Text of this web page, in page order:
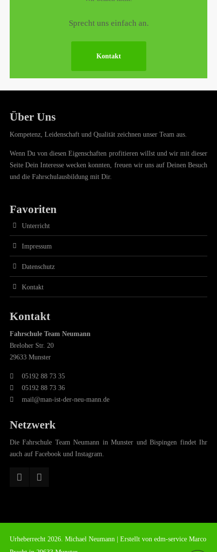
Sprecht uns einfach an.
Kontakt
Über Uns
Kompetenz, Leidenschaft und Qualität zeichnen unser Team aus.
Wenn Du von diesen Eigenschaften profitieren willst und wir mit dieser
Seite Dein Interesse wecken konnten, freuen wir uns auf Deinen Besuch
und die Fahrschulausbildung mit Dir.
Favoriten
Unterricht
Impressum
Datenschutz
Kontakt
Kontakt
Fahrschule Team Neumann
Breloher Str. 20
29633 Munster
05192 88 73 35
05192 88 73 36
mail@man-ist-der-neu-mann.de
Netzwerk
Die Fahrschule Team Neumann in Munster und Bispingen findet Ihr
auch auf Facebook und Instagram.
Urheberrecht 2026. Michael Neumann | Erstellt von edm-service Marco